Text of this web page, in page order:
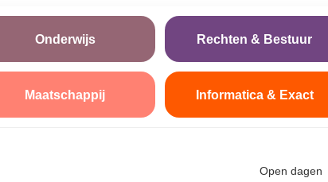
Onderwijs Rechten & Bestuur
Maatschappij Informatica & Exact
Open dagen